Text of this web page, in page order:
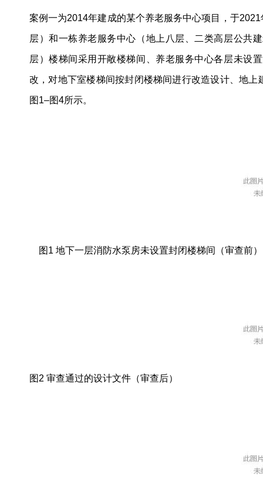
案例一为2014年建成的某个养老服务中心项目，于
层）和一栋养老服务中心（地上八层、二类高层公共
层）楼梯间采用开敞楼梯间、养老服务中心各层未设
改，对地下室楼梯间按封闭楼梯间进行改造设计、地
图1–图4所示。
图1 地下一层消防水泵房未设置封闭楼梯间（审查前）
图2 审查通过的设计文件（审查后）